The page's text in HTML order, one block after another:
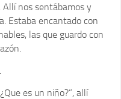
Allí nos sentábamos y
Estaba encantado con
las que guardo con
es un niño?”, allí